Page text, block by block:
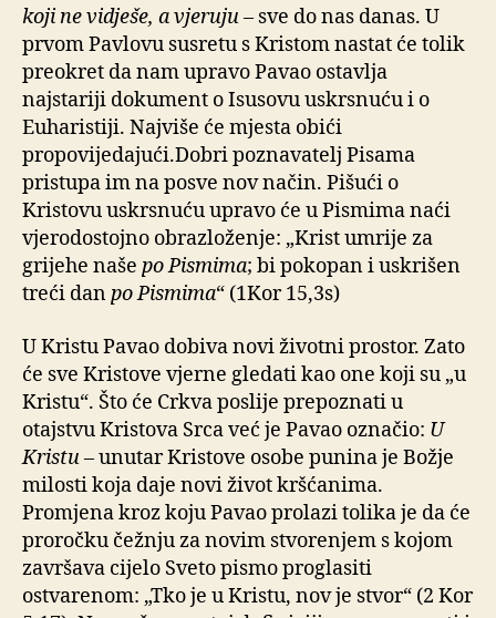
koji ne vidješe, a vjeruju– sve do nas danas. U
prvom Pavlovu susretu s Kristom nastat će tolik
preokret da nam upravo Pavao ostavlja
najstariji dokument o Isusovu uskrsnuću i o
Euharistiji. Najviše će mjesta obići
propovijedajući.Dobri poznavatelj Pisama
pristupa im na posve nov način. Pišući o
Kristovu uskrsnuću upravo će u Pismima naći
vjerodostojno obrazloženje: „Krist umrije za
grijehe naše po Pismima; bi pokopan i uskrišen
treći danpo Pismima“ (1Kor 15,3s)
U Kristu Pavao dobiva novi životni prostor. Zato
će sve Kristove vjerne gledati kao one koji su „u
Kristu“. Što će Crkva poslije prepoznati u
otajstvu Kristova Srca već je Pavao označio: U
Kristu– unutar Kristove osobe punina je Božje
milosti koja daje novi život kršćanima.
Promjena kroz koju Pavao prolazi tolika je da će
proročku čežnju za novim stvorenjem s kojom
završava cijelo Sveto pismo proglasiti
ostvarenom: „Tko je u Kristu, nov je stvor“ (2 Kor